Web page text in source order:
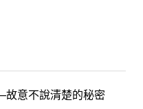
意不說清楚的秘密